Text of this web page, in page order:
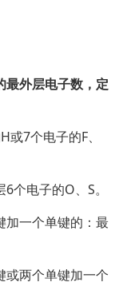
最外层电子数，定
或7个电子的F、
个电子的O、S。
加一个单键的：最
或两个单键加一个